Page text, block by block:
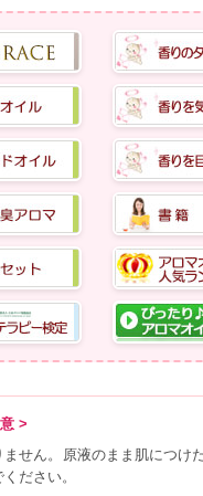
>
ません。原液のまま肌につけ
ださい。